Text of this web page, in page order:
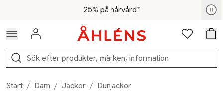
Hoppa till navigationsmenyn25% på hårvård*
För medlemmar - Shoppa nu
Logga in Favoriter
Sök
Start / Dam / Jackor / Dunjackor